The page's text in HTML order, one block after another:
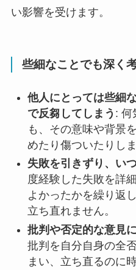
い影響を受けます。
些細なことでも深く
他人にとっては些細
で反芻してしまう : 何
も、その意味や背景
めたり傷ついたりしま
失敗を引きずり、い
度経験した失敗を詳
よかったかを繰り返
立ち直れません。
批判や否定的な意見
批判を自分自身の全
まい、立ち直るのに